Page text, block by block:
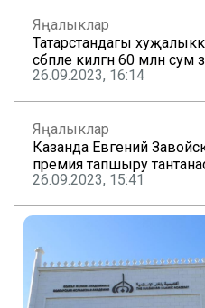
Яңалыклар
Татарстандагы
сәбәпле килгән 60 млн
26.09.2023, 16:14
Яңалыклар
Казанда Евгений
премия тапшыру
26.09.2023, 15:41